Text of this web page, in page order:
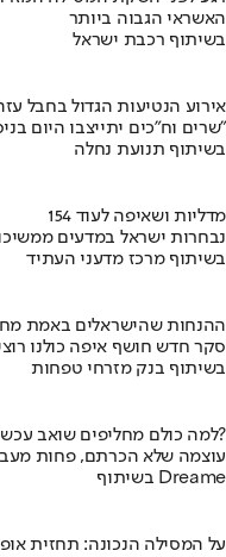
האשראי הגבוה ביותר
בשיתוף רכבת ישראל
אירוע הנטיעות הגדול בחבל
שרים וח"כים יתייצבו היום בניסנית: "התיישבות שווה ביטחון, זו זכותנו"
בשיתוף תנועת נחלה
154 מדליות ושאיפה לעוד
נבחרות ישראל במדעים
בשיתוף מרכז מדעני העתיד
ההנחות שהישראלים באמת
סקר חדש חושף איפה כולנו
בשיתוף בנק מזרחי טפחות
למה כולם מחליפים שואב עכשיו?
עוצמה שלא הכרתם, פחות
בשיתוף Dreame
על המסילה הנכונה: תחזית